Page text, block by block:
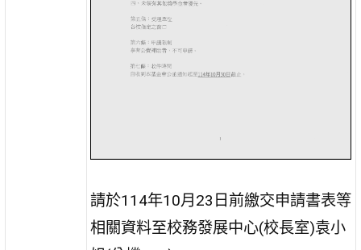
請於114年10月23日前繳交申請書表等
相關資料至校務發展中心(校長室)袁小